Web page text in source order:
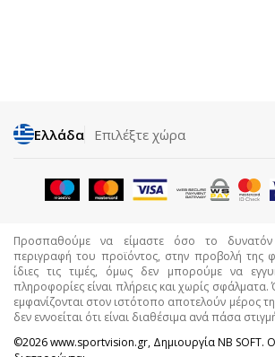
Ελλάδα Επιλέξτε χώρα
Προσπαθούμε να είμαστε όσο το δυνατόν
περιγραφή του προϊόντος, στην προβολή της
ίδιες τις τιμές, όμως δεν μπορούμε να
πληροφορίες είναι πλήρεις και χωρίς
εμφανίζονται στον ιστότοπο αποτελούν μέρος
δεν εννοείται ότι είναι διαθέσιμα ανά πάσα
©2026www.sportvision.gr, ΔημιουργίαNB SOFT.